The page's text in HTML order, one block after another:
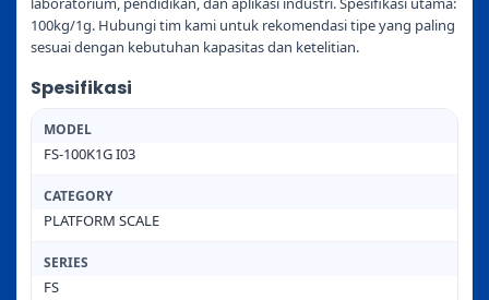
100kg/1g. Hubungi tim kami untuk rekomendasi tipe yang paling
sesuai dengan kebutuhan kapasitas dan ketelitian.
Spesifikasi
MODEL
FS-100K1G I03
CATEGORY
PLATFORM SCALE
SERIES
FS